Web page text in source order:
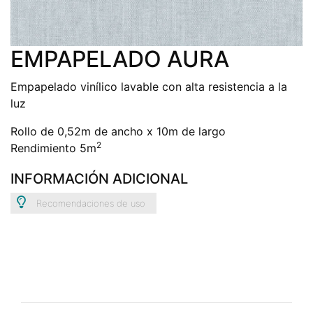
EMPAPELADO AURA
Empapelado vinílico lavable con alta resistencia a la
luz
Rollo de 0,52m de ancho x 10m de largo
Rendimiento 5m2
INFORMACIÓN ADICIONAL
Recomendaciones de uso